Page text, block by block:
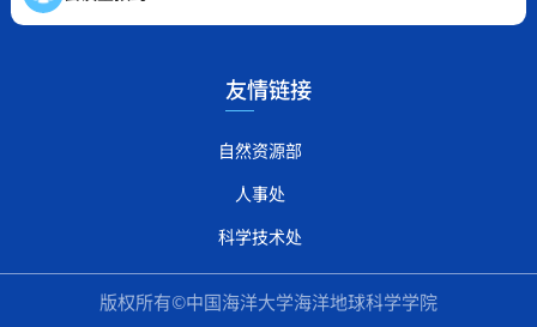
友情链接
自然资源部
人事处
科学技术处
版权所有©中国海洋大学海洋地球科学学院